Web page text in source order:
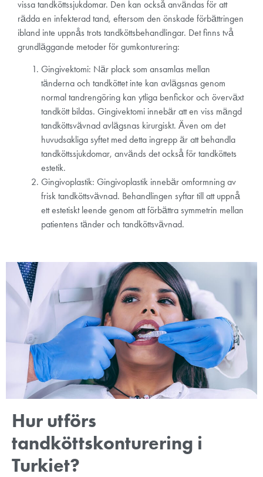
vissa tandköttssjukdomar. Den kan också användas för att
rädda en infekterad tand, eftersom den önskade förbättringen
ibland inte uppnås trots tandköttsbehandlingar. Det finns två
grundläggande metoder för gumkonturering:
Gingivektomi: När plack som ansamlas mellan
tänderna och tandköttet inte kan avlägsnas genom
normal tandrengöring kan ytliga benfickor och överväxt
tandkött bildas. Gingivektomi innebär att en viss mängd
tandköttsvävnad avlägsnas kirurgiskt. Även om det
huvudsakliga syftet med detta ingrepp är att behandla
tandköttssjukdomar, används det också för tandköttets
estetik.
Gingivoplastik: Gingivoplastik innebär omformning av
frisk tandköttsvävnad. Behandlingen syftar till att uppnå
ett estetiskt leende genom att förbättra symmetrin mellan
patientens tänder och tandköttsvävnad.
Hur utförs
tandköttskonturering i
Turkiet?